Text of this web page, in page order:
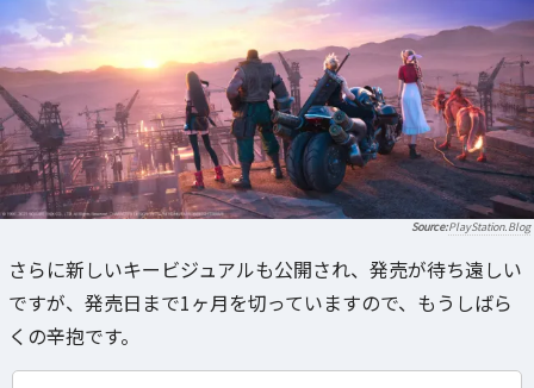
PlayStation.Blog
さらに新しいキービジュアルも公開され、発売が待ち遠しい
ですが、発売日まで1ヶ月を切っていますので、もうしばら
くの辛抱です。